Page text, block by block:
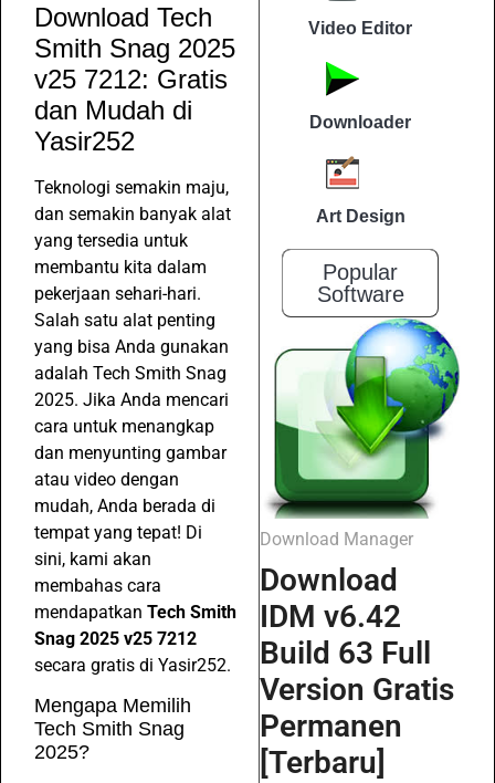
Download Tech
Smith Snag 2025
v25 7212: Gratis
dan Mudah di
Yasir252
Teknologi semakin maju,
dan semakin banyak alat
yang tersedia untuk
membantu kita dalam
pekerjaan sehari-hari.
Salah satu alat penting
yang bisa Anda gunakan
adalah Tech Smith Snag
2025. Jika Anda mencari
cara untuk menangkap
dan menyunting gambar
atau video dengan
mudah, Anda berada di
tempat yang tepat! Di
sini, kami akan
membahas cara
mendapatkan Tech Smith
Snag 2025 v25 7212
secara gratis di Yasir252.
Mengapa Memilih
Tech Smith Snag
2025?
Video Editor
Downloader
Art Design
Popular
Software
Download Manager
Download
IDM v6.42
Build 63 Full
Version Gratis
Permanen
[Terbaru]